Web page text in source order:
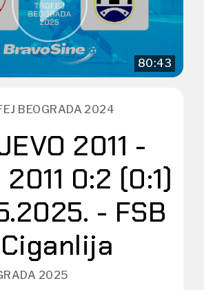
80:43
BEOGRADA 2024
2011 -
2011 0:2 (0:1)
- FSB
2025